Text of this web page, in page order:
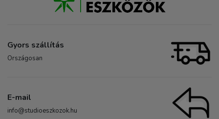
Gyors szállítás
Országosan
E-mail
info@studioeszkozok.hu